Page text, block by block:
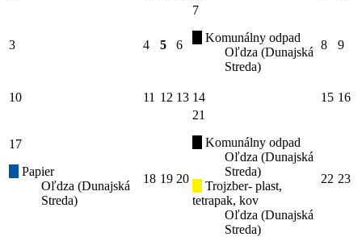
3 4 5 6
7
Komunálny odpad
Oľdza (Dunajská
Streda)
8 9
10 11 12 13 14 15 16
17
Papier
Oľdza (Dunajská
Streda)
18 19 20
21
Komunálny odpad
Oľdza (Dunajská
Streda)
Trojzber- plast,
tetrapak, kov
Oľdza (Dunajská
Streda)
22 23